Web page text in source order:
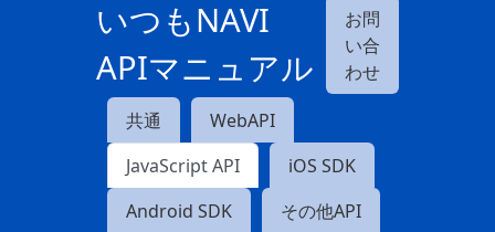
いつもNAVI
APIマニュアル
お問
い合
わせ
共通
WebAPI
JavaScript API
iOS SDK
Android SDK
その他API